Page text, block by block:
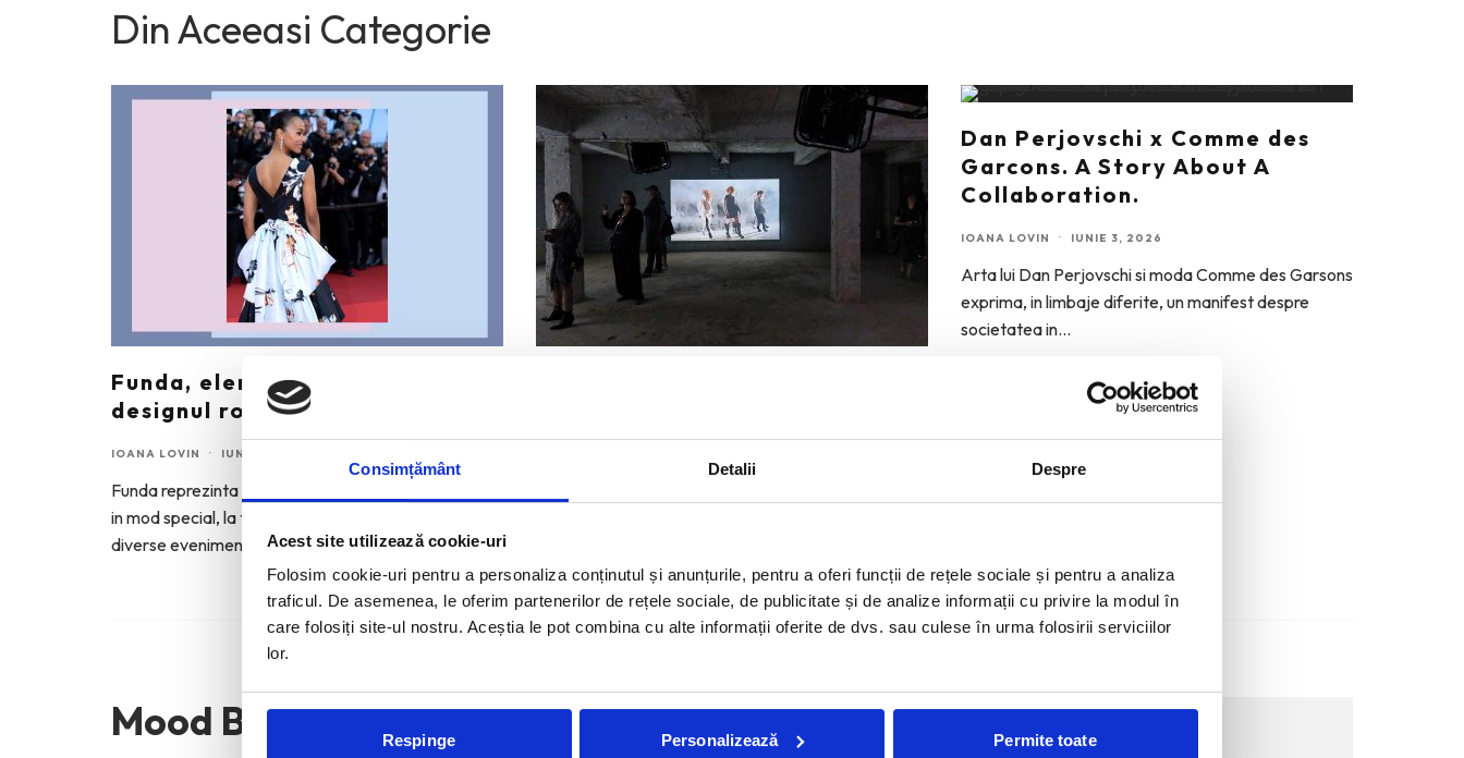
Consimțământ Detalii Despre
Acest site utilizează cookie-uri
Folosim cookie-uri pentru a personaliza conținutul și anunțurile, pentru a oferi funcții de rețele sociale și pentru a analiza
traficul. De asemenea, le oferim partenerilor de rețele sociale, de publicitate și de analize informații cu privire la modul în
care folosiți site-ul nostru. Aceștia le pot combina cu alte informații oferite de dvs. sau culese în urma folosirii serviciilor
lor.
Respinge Personalizează Permite toate
Din Aceeasi Categorie
Funda, element cheie in
designul rochiilor de ocazie
IOANA LOVIN · IUNIE 18, 2026
Funda reprezinta elementul care mi-a atras atentia,
in mod special, la tinutele celebritatilor prezente la
diverse evenimente recente....
o expozitie.
de fashion week...
Dan Perjovschi x Comme des
Garcons. A Story About A
Collaboration.
IOANA LOVIN · IUNIE 3, 2026
Arta lui Dan Perjovschi si moda Comme des Garsons
exprima, in limbaje diferite, un manifest despre
societatea in...
Mood Board Beauty Lines TRENDING POSTS